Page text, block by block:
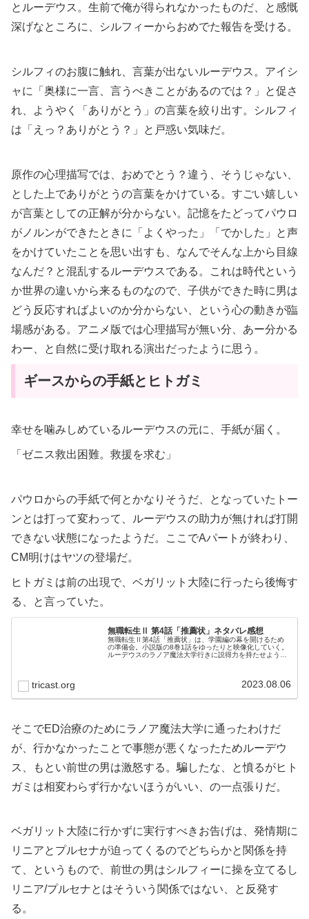
とルーデウス。生前で俺が得られなかったものだ、と感慨
深げなところに、シルフィーからおめでた報告を受ける。
シルフィのお腹に触れ、言葉が出ないルーデウス。アイシ
ャに「奥様に一言、言うべきことがあるのでは？」と促さ
れ、ようやく「ありがとう」の言葉を絞り出す。シルフィ
は「えっ？ありがとう？」と戸惑い気味だ。
原作の心理描写では、おめでとう？違う、そうじゃない、
とした上でありがとうの言葉をかけている。すごい嬉しい
が言葉としての正解が分からない。記憶をたどってパウロ
がノルンができたときに「よくやった」「でかした」と声
をかけていたことを思い出すも、なんでそんな上から目線
なんだ？と混乱するルーデウスである。これは時代という
か世界の違いから来るものなので、子供ができた時に男は
どう反応すればよいのか分からない、という心の動きが臨
場感がある。アニメ版では心理描写が無い分、あー分かる
わー、と自然に受け取れる演出だったように思う。
ギースからの手紙とヒトガミ
幸せを噛みしめているルーデウスの元に、手紙が届く。
「ゼニス救出困難。救援を求む」
パウロからの手紙で何とかなりそうだ、となっていたトー
ンとは打って変わって、ルーデウスの助力が無ければ打開
できない状態になったようだ。ここでAパートが終わり、
CM明けはヤツの登場だ。
ヒトガミは前の出現で、ベガリット大陸に行ったら後悔す
る、と言っていた。
無職転生Ⅱ 第4話「推薦状」ネタバレ感想
無職転生Ⅱ第4話「推薦状」は、学園編の幕を開けるため
の準備会。小説版の8巻1話をゆったりと映像化していく。
ルーデウスのラノア魔法大学行きに説得力を持たせようと
tricast.org 2023.08.06
そこでED治療のためにラノア魔法大学に通ったわけだ
が、行かなかったことで事態が悪くなったためルーデウ
ス、もとい前世の男は激怒する。騙したな、と憤るがヒト
ガミは相変わらず行かないほうがいい、の一点張りだ。
ベガリット大陸に行かずに実行すべきお告げは、発情期に
リニアとプルセナが迫ってくるのでどちらかと関係を持
て、というもので、前世の男はシルフィーに操を立てるし
リニア/プルセナとはそういう関係ではない、と反発す
る。